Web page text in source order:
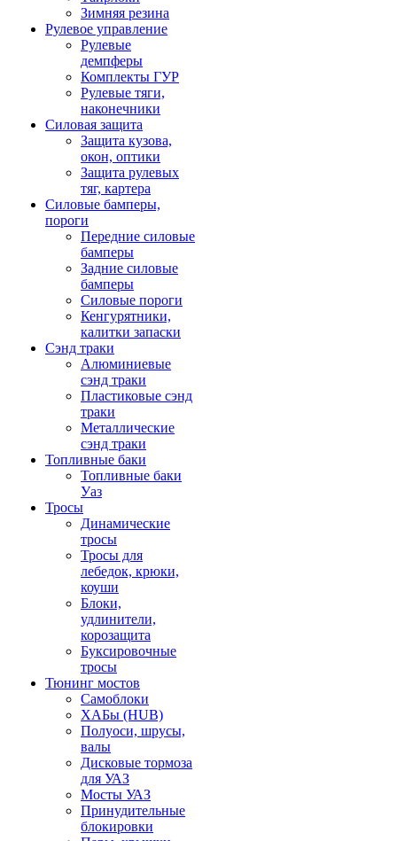
Зимняя резина
Рулевое управление
Рулевые
демпферы
Комплекты ГУР
Рулевые тяги,
наконечники
Силовая защита
Защита кузова,
окон, оптики
Защита рулевых
тяг, картера
Силовые бамперы,
пороги
Передние силовые
бамперы
Задние силовые
бамперы
Силовые пороги
Кенгурятники,
калитки запаски
Сэнд траки
Алюминиевые
сэнд траки
Пластиковые сэнд
траки
Металлические
сэнд траки
Топливные баки
Топливные баки
Уаз
Тросы
Динамические
тросы
Тросы для
лебедок, крюки,
коуши
Блоки,
удлинители,
корозащита
Буксировочные
тросы
Тюнинг мостов
Самоблоки
ХАБы (HUB)
Полуоси, шрусы,
валы
Дисковые тормоза
для УАЗ
Мосты УАЗ
Принудительные
блокировки